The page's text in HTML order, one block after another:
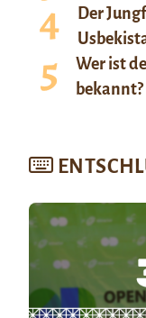
Der
Wer ist
bekannt?